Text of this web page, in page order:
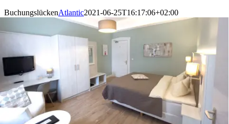
BuchungslückenAtlantic2021-06-25T16:17:06+02:00